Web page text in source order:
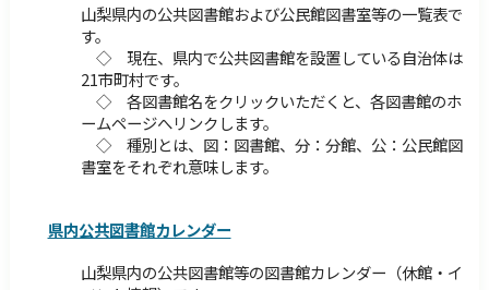
文字サイズ 拡大 標準
縮小
標準 青
黒
表示
読み上げ
障害のある方へ
サイトマップ
Foreign Language
山梨県内の公共図書館および公民館図書室等の一覧表で
す。
◇ 現在、県内で公共図書館を設置している自治体は
21市町村です。
◇ 各図書館名をクリックいただくと、各図書館のホ
ームページへリンクします。
◇ 種別とは、図：図書館、分：分館、公：公民館図
書室をそれぞれ意味します。
県内公共図書館カレンダー
山梨県内の公共図書館等の図書館カレンダー（休館・イ